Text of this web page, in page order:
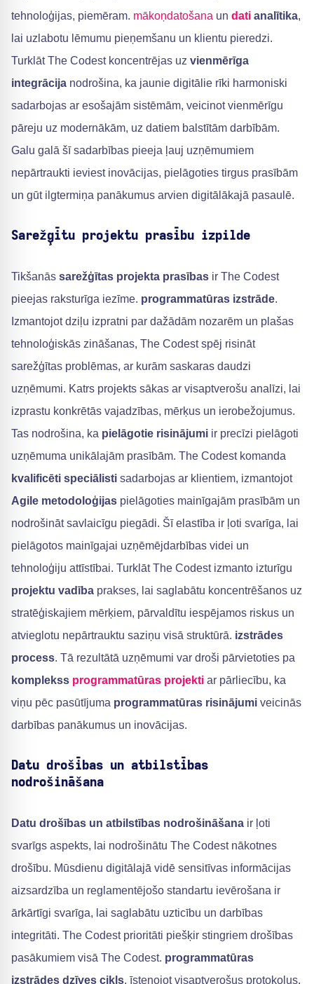
tehnoloģijas, piemēram. mākoņdatošana un dati analītika,
lai uzlabotu lēmumu pieņemšanu un klientu pieredzi.
Turklāt The Codest koncentrējas uz vienmērīga
integrācija nodrošina, ka jaunie digitālie rīki harmoniski
sadarbojas ar esošajām sistēmām, veicinot vienmērīgu
pāreju uz modernākām, uz datiem balstītām darbībām.
Galu galā šī sadarbības pieeja ļauj uzņēmumiem
nepārtraukti ieviest inovācijas, pielāgoties tirgus prasībām
un gūt ilgtermiņa panākumus arvien digitālākajā pasaulē.
Sarežģītu projektu prasību izpilde
Tikšanās sarežģītas projekta prasības ir The Codest
pieejas raksturīga iezīme. programmatūras izstrāde.
Izmantojot dziļu izpratni par dažādām nozarēm un plašas
tehnoloģiskās zināšanas, The Codest spēj risināt
sarežģītas problēmas, ar kurām saskaras daudzi
uzņēmumi. Katrs projekts sākas ar visaptverošu analīzi, lai
izprastu konkrētās vajadzības, mērķus un ierobežojumus.
Tas nodrošina, ka pielāgotie risinājumi ir precīzi pielāgoti
uzņēmuma unikālajām prasībām. The Codest komanda
kvalificēti speciālisti sadarbojas ar klientiem, izmantojot
Agile metodoloģijas pielāgoties mainīgajām prasībām un
nodrošināt savlaicīgu piegādi. Šī elastība ir ļoti svarīga, lai
pielāgotos mainīgajai uzņēmējdarbības videi un
tehnoloģiju attīstībai. Turklāt The Codest izmanto izturīgu
projektu vadība prakses, lai saglabātu koncentrēšanos uz
stratēģiskajiem mērķiem, pārvaldītu iespējamos riskus un
atvieglotu nepārtrauktu saziņu visā struktūrā. izstrādes
process. Tā rezultātā uzņēmumi var droši pārvietoties pa
komplekss programmatūras projekti ar pārliecību, ka
viņu pēc pasūtījuma programmatūras risinājumi veicinās
darbības panākumus un inovācijas.
Datu drošības un atbilstības
nodrošināšana
Datu drošības un atbilstības nodrošināšana ir ļoti
svarīgs aspekts, lai nodrošinātu The Codest nākotnes
drošību. Mūsdienu digitālajā vidē sensitīvas informācijas
aizsardzība un reglamentējošo standartu ievērošana ir
ārkārtīgi svarīga, lai saglabātu uzticību un darbības
integritāti. The Codest prioritāti piešķir stingriem drošības
pasākumiem visā The Codest. programmatūras
izstrādes dzīves cikls, īstenojot visaptverošus protokolus,